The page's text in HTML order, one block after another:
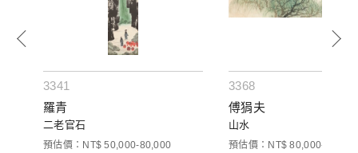
3341
羅青
二老官石
預估價：NT$ 50,000-80,000
3368
傅狷夫
山水
預估價：NT$ 80,000-